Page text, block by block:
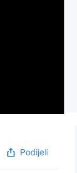
Podijeli